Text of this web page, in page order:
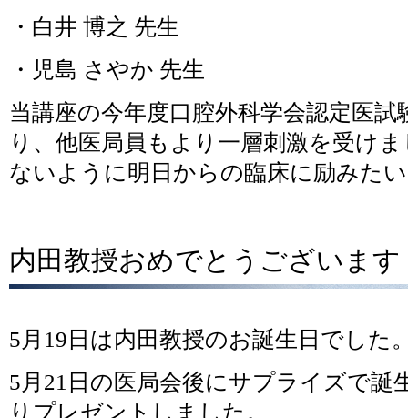
・白井 博之 先生
・児島 さやか 先生
当講座の今年度口腔外科学会認定医試
り、他医局員もより一層刺激を受け
ないように明日からの臨床に励みた
内田教授おめでとうございます
5月19日は内田教授のお誕生日でした
5月21日の医局会後にサプライズで誕
りプレゼントしました。